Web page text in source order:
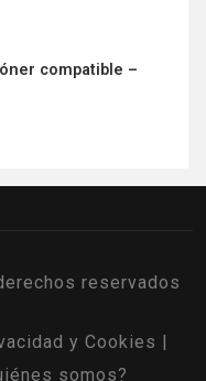
compatible –
reservados
y Cookies
somos?